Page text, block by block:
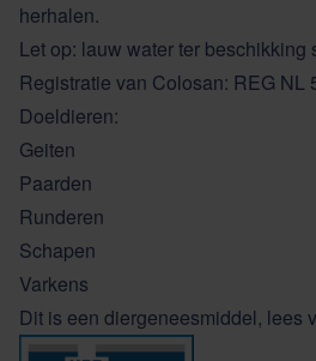
herhalen.
Let op: lauw water ter beschikking
Registratie van Colosan: REG NL
Doeldieren:
Geiten
Paarden
Runderen
Schapen
Varkens
Dit is een diergeneesmiddel, lees